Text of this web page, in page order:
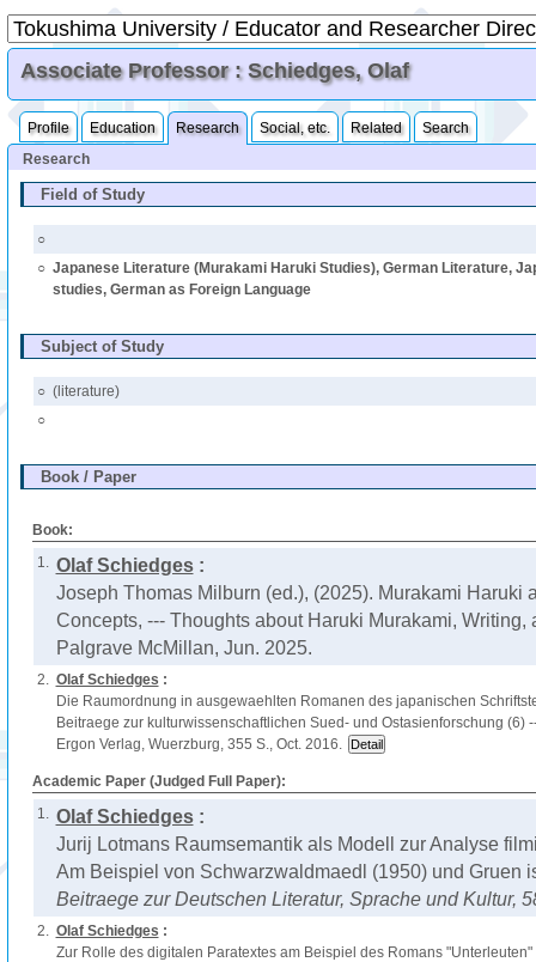
Associate Professor : Schiedges, Olaf
Profile Education Research Social, etc. Related
Search
Research
Field of Study
○
○ Japanese Literature (Murakami Haruki Studies), German Literature,
studies, German as Foreign Language
Subject of Study
○ (literature)
○
Book / Paper
Book:
1. Olaf Schiedges:
Joseph Thomas Milburn (ed.), (2025). Murakami Haruki
Concepts, --- Thoughts about Haruki Murakami, Writing,
Palgrave McMillan, Jun. 2025.
2. Olaf Schiedges :
Die Raumordnung in ausgewaehlten Romanen des japanischen
Beitraege zur kulturwissenschaftlichen Sued- und Ostasienforschung (6)
Ergon Verlag, Wuerzburg, 355 S., Oct. 2016.
Academic Paper (Judged Full Paper):
1. Olaf Schiedges:
Jurij Lotmans Raumsemantik als Modell zur Analyse
Am Beispiel von Schwarzwaldmaedl (1950) und Gruen
Beitraege zur Deutschen Literatur, Sprache und Kultur,
2. Olaf Schiedges :
Zur Rolle des digitalen Paratextes am Beispiel des Romans